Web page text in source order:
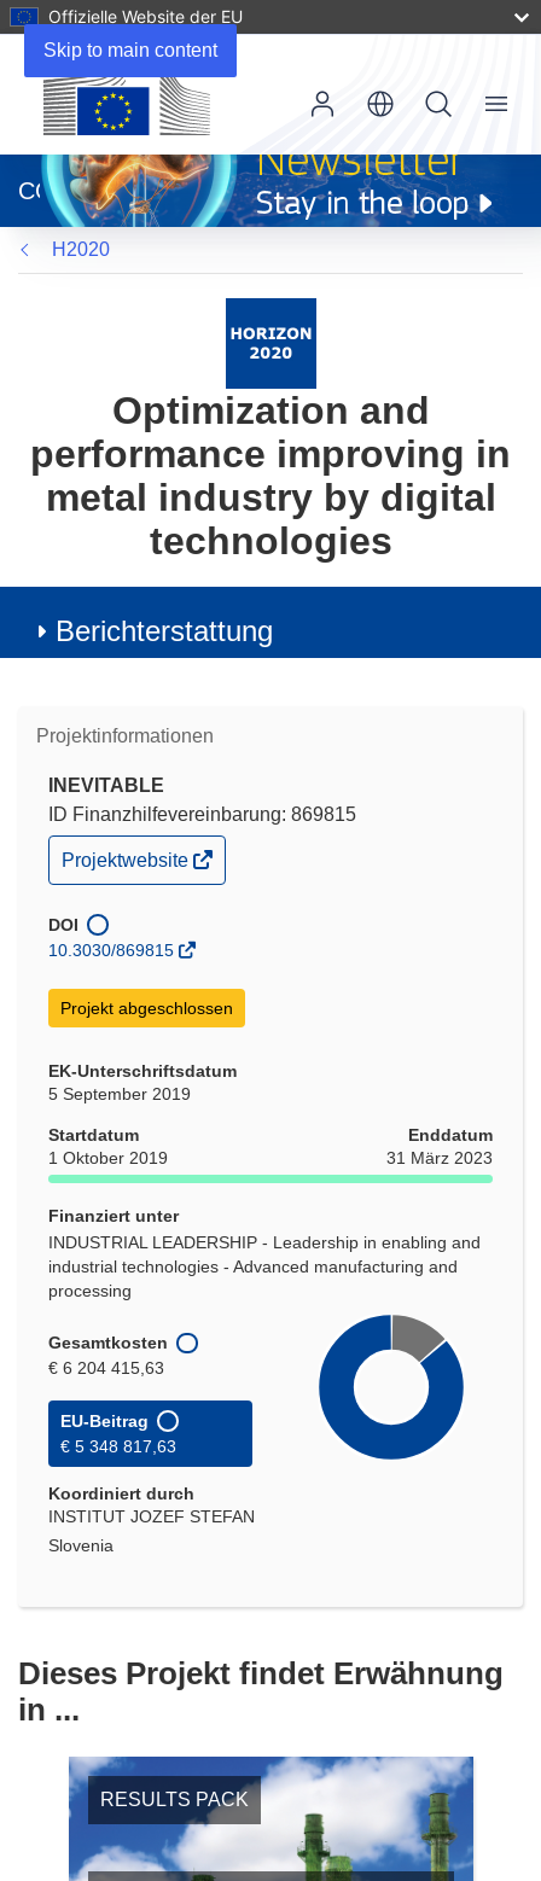
Skip to main content
Offizielle Website der EU
neuem
Fenster)
CORDIS
Menu
H2020
Optimization and
performance improving in
metal industry by digital
technologies
Berichterstattung
Projektinformationen
INEVITABLE
ID Finanzhilfevereinbarung: 869815
(öffnet
in
Fenster)
Projektwebsite
DOI
10.3030/869815
Projekt abgeschlossen
EK-Unterschriftsdatum
5 September 2019
Startdatum
1 Oktober 2019
Enddatum
31 März 2023
Finanziert unter
INDUSTRIAL LEADERSHIP - Leadership in enabling and
industrial technologies - Advanced manufacturing and
processing
Gesamtkosten
€ 6 204 415,63
EU-Beitrag
€ 5 348 817,63
Koordiniert durch
INSTITUT JOZEF STEFAN
Slovenia
Dieses Projekt findet Erwähnung
in ...
RESULTS PACK